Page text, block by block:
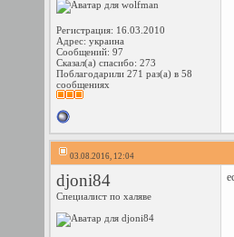
Регистрация: 16.03.2010
Адрес: украина
Сообщений: 97
Сказал(а) спасибо: 273
Поблагодарили 271 раз(а) в 58
сообщениях
03.08.2016, 12:04
djoni84
Специалист по халяве